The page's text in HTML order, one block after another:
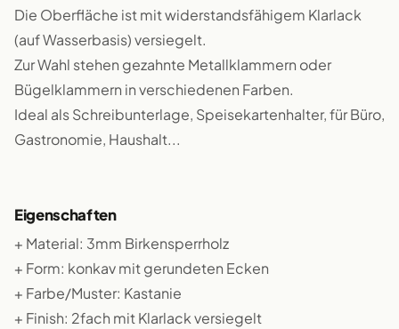
Die Oberfläche ist mit widerstandsfähigem Klarlack
(auf Wasserbasis) versiegelt.
Zur Wahl stehen gezahnte Metallklammern oder
Bügelklammern in verschiedenen Farben.
Ideal als Schreibunterlage, Speisekartenhalter, für Büro,
Gastronomie, Haushalt...
Eigenschaften
+ Material: 3mm Birkensperrholz
+ Form: konkav mit gerundeten Ecken
+ Farbe/Muster: Kastanie
+ Finish: 2fach mit Klarlack versiegelt